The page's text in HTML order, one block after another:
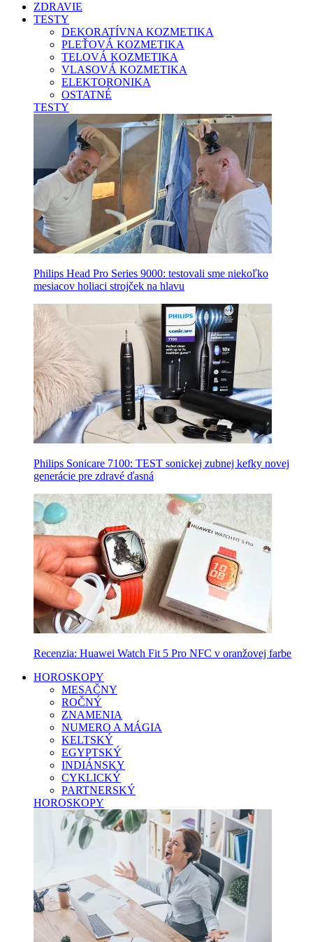
ZDRAVIE
TESTY
DEKORATÍVNA KOZMETIKA
PLEŤOVÁ KOZMETIKA
TELOVÁ KOZMETIKA
VLASOVÁ KOZMETIKA
ELEKTORONIKA
OSTATNÉ
TESTY
Philips Head Pro Series 9000: testovali sme niekoľko
mesiacov holiaci strojček na hlavu
Philips Sonicare 7100: TEST sonickej zubnej kefky novej
generácie pre zdravé ďasná
Recenzia: Huawei Watch Fit 5 Pro NFC v oranžovej farbe
HOROSKOPY
MESAČNY
ROČNÝ
ZNAMENIA
NUMERO A MÁGIA
KELTSKÝ
EGYPTSKÝ
INDIÁNSKY
CYKLICKÝ
PARTNERSKÝ
HOROSKOPY